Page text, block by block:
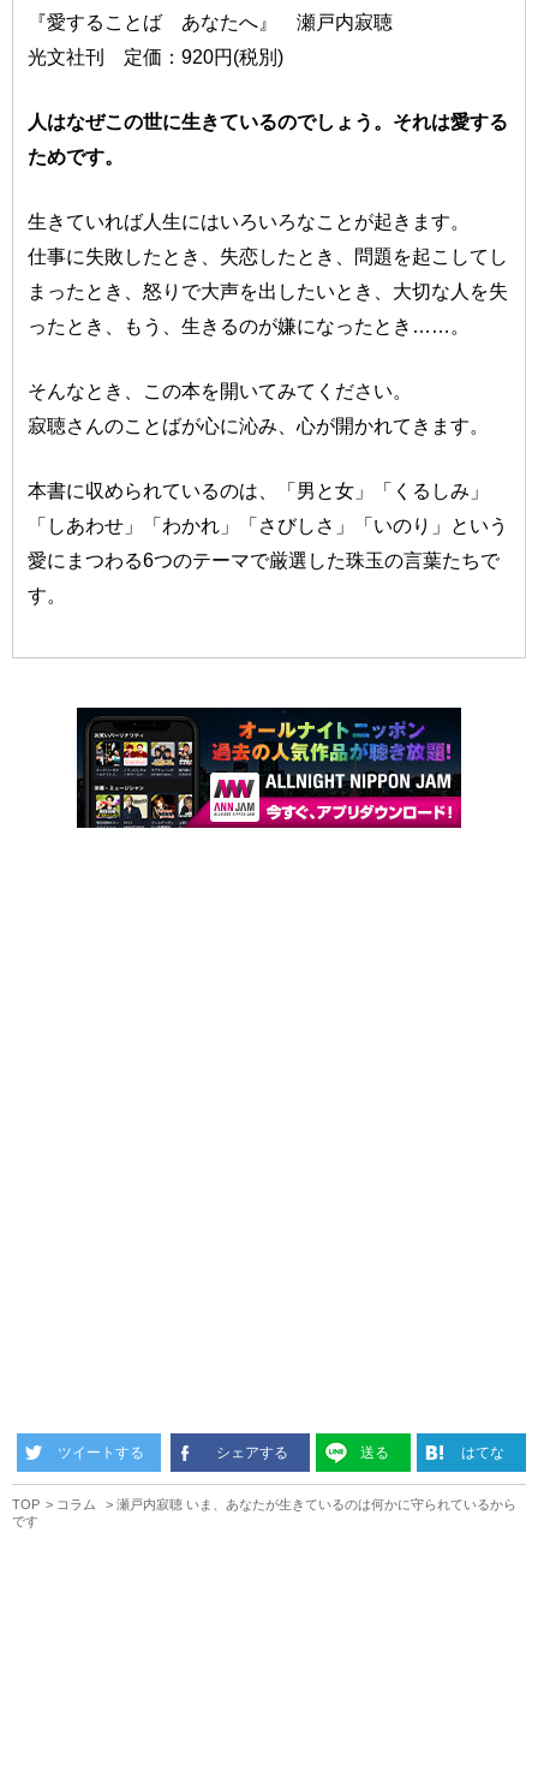
『愛することば あなたへ』 瀬戸内寂聴
光文社刊 定価：920円(税別)
人はなぜこの世に生きているのでしょう。それは愛する
ためです。
生きていれば人生にはいろいろなことが起きます。
仕事に失敗したとき、失恋したとき、問題を起こしてし
まったとき、怒りで大声を出したいとき、大切な人を失
ったとき、もう、生きるのが嫌になったとき……。
そんなとき、この本を開いてみてください。
寂聴さんのことばが心に沁み、心が開かれてきます。
本書に収められているのは、「男と女」「くるしみ」
「しあわせ」「わかれ」「さびしさ」「いのり」という
愛にまつわる6つのテーマで厳選した珠玉の言葉たちで
す。
ツイートする シェアする 送る はてな
TOP コラム
瀬戸内寂聴 いま、あなたが生きているのは何かに守られているから
です